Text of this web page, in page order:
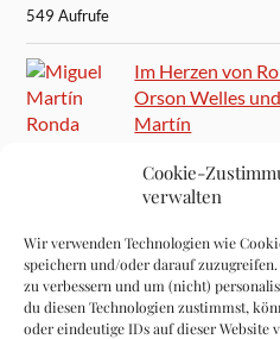
Cookie-
verwalten
Wir verwenden Technologien wie
speichern und/oder darauf
zu verbessern und um (nicht)
du diesen Technologien zustimmst,
oder eindeutige IDs auf dieser Website
549 Aufrufe
Im Herzen von
Orson Welles
Martín
Das grausame
Hemingway
532 Aufrufe